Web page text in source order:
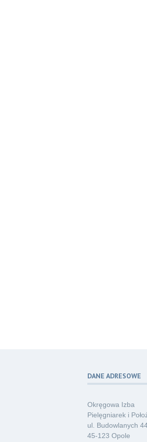
DANE ADRESOWE
Okręgowa Izba
Pielęgniarek i
ul. Budowlanych
45-123 Opole